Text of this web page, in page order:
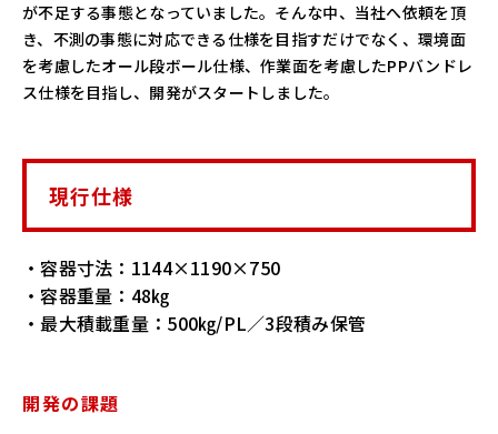
が不足する事態となっていました。そんな中、当社へ依頼を頂
き、不測の事態に対応できる仕様を目指すだけでなく、環境面
を考慮したオール段ボール仕様、作業面を考慮したPPバンドレ
ス仕様を目指し、開発がスタートしました。
現行仕様
・容器寸法：1144×1190×750
・容器重量：48㎏
・最大積載重量：500㎏/PL／3段積み保管
開発の課題